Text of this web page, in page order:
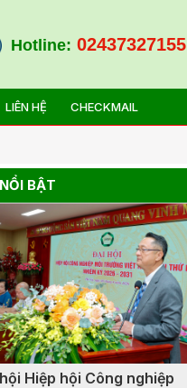
Hotline: 02437327155
LIÊN HỆ CHECKMAIL
BẬT
Hiệp hội Công nghiệp